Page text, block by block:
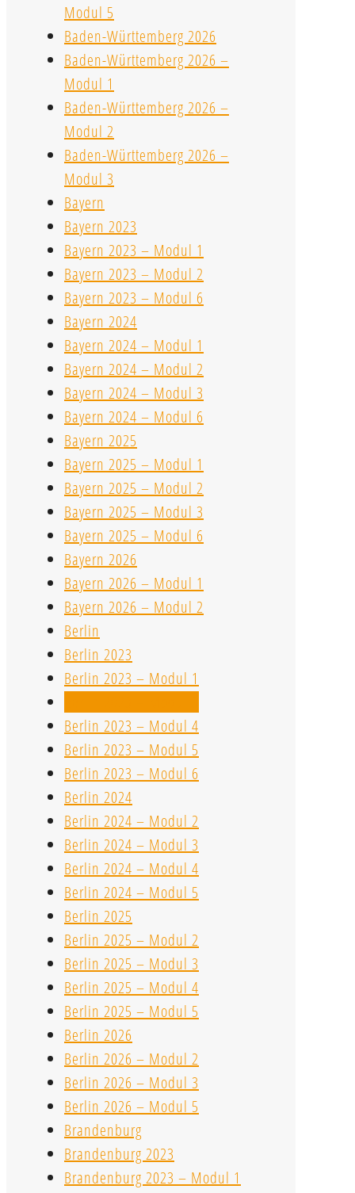
Modul 5
Baden-Württemberg 2026
Baden-Württemberg 2026 –
Modul 1
Baden-Württemberg 2026 –
Modul 2
Baden-Württemberg 2026 –
Modul 3
Bayern
Bayern 2023
Bayern 2023 – Modul 1
Bayern 2023 – Modul 2
Bayern 2023 – Modul 6
Bayern 2024
Bayern 2024 – Modul 1
Bayern 2024 – Modul 2
Bayern 2024 – Modul 3
Bayern 2024 – Modul 6
Bayern 2025
Bayern 2025 – Modul 1
Bayern 2025 – Modul 2
Bayern 2025 – Modul 3
Bayern 2025 – Modul 6
Bayern 2026
Bayern 2026 – Modul 1
Bayern 2026 – Modul 2
Berlin
Berlin 2023
Berlin 2023 – Modul 1
Berlin 2023 – Modul 4
Berlin 2023 – Modul 5
Berlin 2023 – Modul 6
Berlin 2024
Berlin 2024 – Modul 2
Berlin 2024 – Modul 3
Berlin 2024 – Modul 4
Berlin 2024 – Modul 5
Berlin 2025
Berlin 2025 – Modul 2
Berlin 2025 – Modul 3
Berlin 2025 – Modul 4
Berlin 2025 – Modul 5
Berlin 2026
Berlin 2026 – Modul 2
Berlin 2026 – Modul 3
Berlin 2026 – Modul 5
Brandenburg
Brandenburg 2023
Brandenburg 2023 – Modul 1